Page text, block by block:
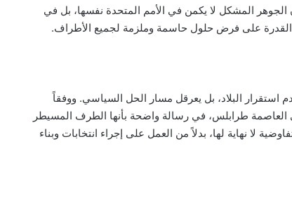
الجوهر المشكل لا يكمن في الأمم المتحدة نفسها، بل في
القدرة على فرض حلول حاسمة وملزمة لجميع الأطراف.
استقرار البلاد، بل يعرقل مسار الحل السياسي. ووفقاً
طرابلس، في رسالة واضحة بأنها الطرف المسيطر
لا نهاية لها، بدلاً من العمل على إجراء انتخابات وبناء